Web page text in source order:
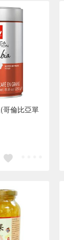
哥倫比亞單